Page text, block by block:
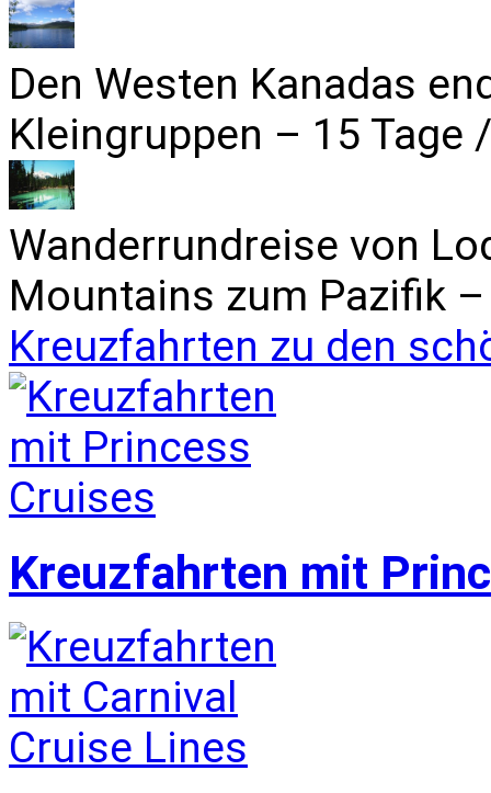
Den Westen Kanadas
Kleingruppen – 15 Tage
Wanderrundreise von
Mountains zum Pazifik
Kreuzfahrten zu den
Kreuzfahrten mit